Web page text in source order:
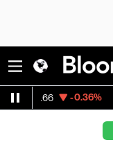
-0.36% Visa 369.59